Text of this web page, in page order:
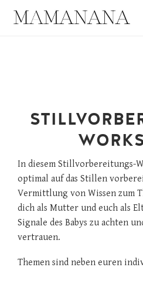
Babymassage, Mütterpflege und
und Prenzlauer Berg.
VON
In diesem Stillvorbereitungs-
optimal auf das Stillen
Vermittlung von Wissen zum
dich als Mutter und euch als
Signale des Babys zu achten
vertrauen.
Themen sind neben euren